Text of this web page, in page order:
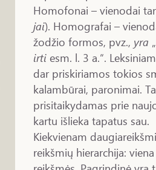
Homofonai – vienodai
jai). Homografai –
žodžio formos, pvz., yra
irti esm. l. 3 a.“.
dar priskiriamos tokios
kalambūrai, paronimai.
prisitaikydamas prie
kartu išlieka tapatus sau.
Kiekvienam
reikšmių hierarchija: